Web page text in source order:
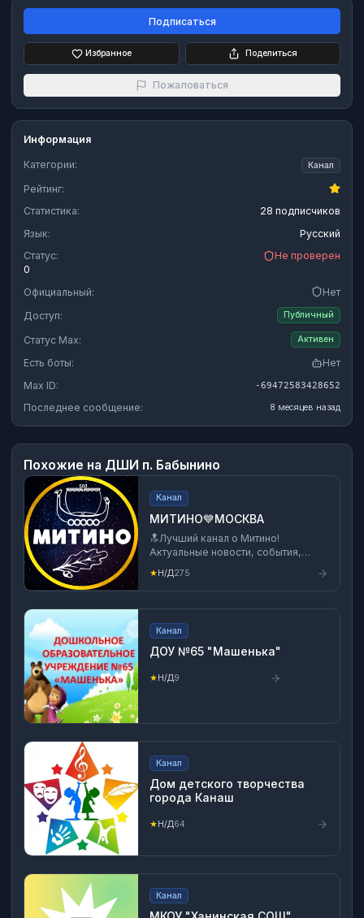
Подписаться
Избранное Поделиться
Пожаловаться
Информация
Категории: Канал
Рейтинг:
Статистика:
28 подписчиков
Язык:
Русский
Статус:
Не проверен
0
Официальный:
Нет
Доступ:
Публичный
Статус Max: Активен
Есть боты:
Нет
Max ID:
-69472583428652
Последнее сообщение: 8 месяцев назад
Похожие на ДШИ п. Бабынино
Канал
МИТИНО💙МОСКВА
🔝Лучший канал о Митино!
Актуальные новости, события,
афиша района!
★Н/Д275
Канал
ДОУ №65 "Машенька"
★Н/Д9
Канал
Дом детского творчества
города Канаш
★Н/Д64
Канал